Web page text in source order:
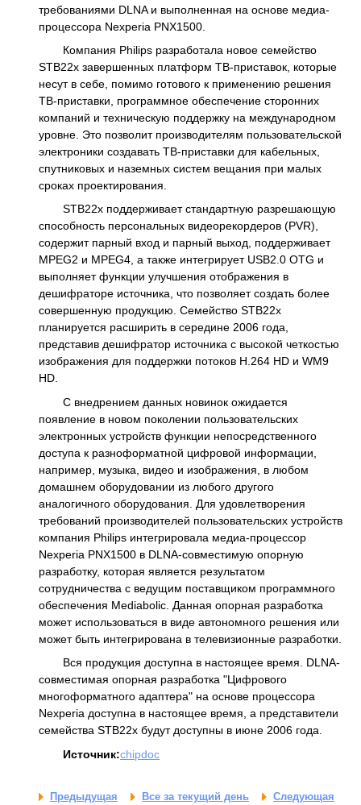
требованиями DLNA и выполненная на основе медиа-
процессора Nexperia PNX1500.
Компания Philips разработала новое семейство
STB22x завершенных платформ ТВ-приставок, которые
несут в себе, помимо готового к применению решения
ТВ-приставки, программное обеспечение сторонних
компаний и техническую поддержку на международном
уровне. Это позволит производителям пользовательской
электроники создавать ТВ-приставки для кабельных,
спутниковых и наземных систем вещания при малых
сроках проектирования.
STB22x поддерживает стандартную разрешающую
способность персональных видеорекордеров (PVR),
содержит парный вход и парный выход, поддерживает
MPEG2 и MPEG4, а также интегрирует USB2.0 OTG и
выполняет функции улучшения отображения в
дешифраторе источника, что позволяет создать более
совершенную продукцию. Семейство STB22x
планируется расширить в середине 2006 года,
представив дешифратор источника с высокой четкостью
изображения для поддержки потоков H.264 HD и WM9
HD.
С внедрением данных новинок ожидается
появление в новом поколении пользовательских
электронных устройств функции непосредственного
доступа к разноформатной цифровой информации,
например, музыка, видео и изображения, в любом
домашнем оборудовании из любого другого
аналогичного оборудования. Для удовлетворения
требований производителей пользовательских устройств
компания Philips интегрировала медиа-процессор
Nexperia PNX1500 в DLNA-совместимую опорную
разработку, которая является результатом
сотрудничества с ведущим поставщиком программного
обеспечения Mediabolic. Данная опорная разработка
может использоваться в виде автономного решения или
может быть интегрирована в телевизионные разработки.
Вся продукция доступна в настоящее время. DLNA-
совместимая опорная разработка "Цифрового
многоформатного адаптера" на основе процессора
Nexperia доступна в настоящее время, а представители
семейства STB22x будут доступны в июне 2006 года.
Источник:chipdoc
Предыдущая Все за текущий день Следующая